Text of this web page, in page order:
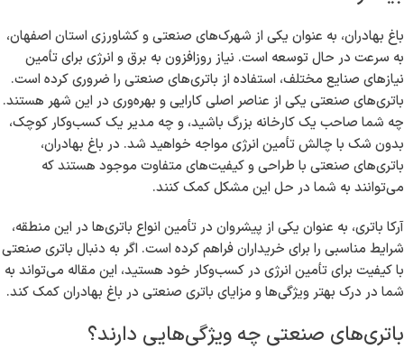
باغ بهادران، به عنوان یکی از شهرک‌های صنعتی و کشاورزی استان اصفهان،
به سرعت در حال توسعه است. نیاز روزافزون به برق و انرژی برای تأمین
نیازهای صنایع مختلف، استفاده از باتری‌های صنعتی را ضروری کرده است.
باتری‌های صنعتی یکی از عناصر اصلی کارایی و بهره‌وری در این شهر هستند.
چه شما صاحب یک کارخانه بزرگ باشید، و چه مدیر یک کسب‌وکار کوچک،
بدون شک با چالش تأمین انرژی مواجه خواهید شد. در باغ بهادران،
باتری‌های صنعتی با طراحی و کیفیت‌های متفاوت موجود هستند که
می‌توانند به شما در حل این مشکل کمک کنند.
آرکا باتری، به عنوان یکی از پیشروان در تأمین انواع باتری‌ها در این منطقه،
شرایط مناسبی را برای خریداران فراهم کرده است. اگر به دنبال باتری صنعتی
با کیفیت برای تأمین انرژی در کسب‌وکار خود هستید، این مقاله می‌تواند به
شما در درک بهتر ویژگی‌ها و مزایای باتری صنعتی در باغ بهادران کمک کند.
باتری‌های صنعتی چه ویژگی‌هایی دارند؟